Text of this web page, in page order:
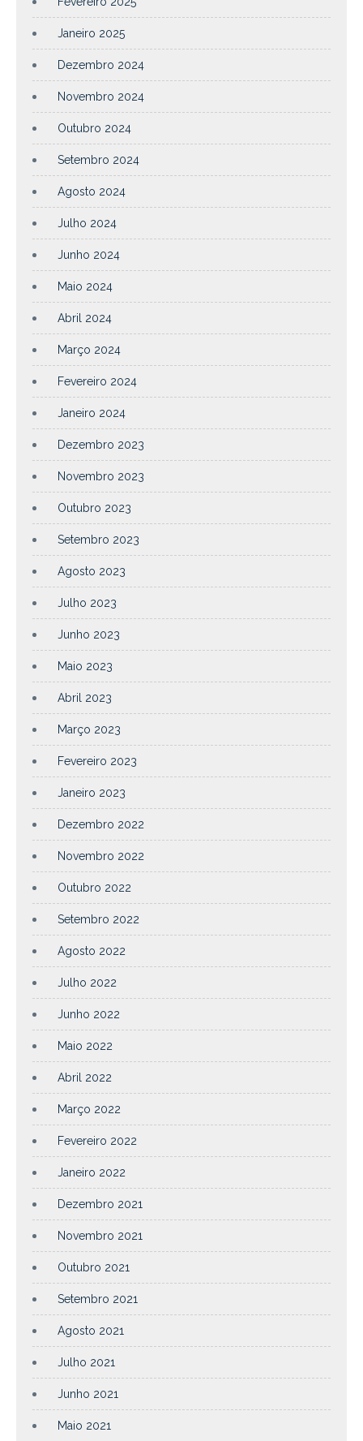
Janeiro 2025
Dezembro 2024
Novembro 2024
Outubro 2024
Setembro 2024
Agosto 2024
Julho 2024
Junho 2024
Maio 2024
Abril 2024
Março 2024
Fevereiro 2024
Janeiro 2024
Dezembro 2023
Novembro 2023
Outubro 2023
Setembro 2023
Agosto 2023
Julho 2023
Junho 2023
Maio 2023
Abril 2023
Março 2023
Fevereiro 2023
Janeiro 2023
Dezembro 2022
Novembro 2022
Outubro 2022
Setembro 2022
Agosto 2022
Julho 2022
Junho 2022
Maio 2022
Abril 2022
Março 2022
Fevereiro 2022
Janeiro 2022
Dezembro 2021
Novembro 2021
Outubro 2021
Setembro 2021
Agosto 2021
Julho 2021
Junho 2021
Maio 2021